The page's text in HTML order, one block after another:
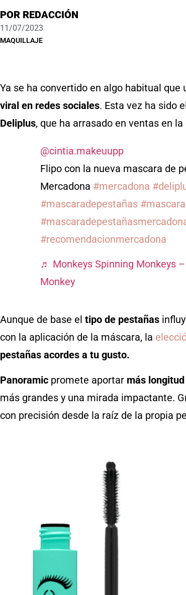
POR REDACCIÓN
11/07/2023
MAQUILLAJE
Ya se ha convertido en algo habitual que
viral en redes sociales. Esta vez ha sido
Deliplus, que ha arrasado en ventas en
@cintia.makeuupp
Flipo con la nueva mascara de
Mercadona #mercadona
#mascaradepestañas
#recomendacionmercadona
♬ Monkeys Spinning Monkeys
Monkey
Aunque de base el tipo de pestañas
con la aplicación de la máscara, la
pestañas acordes a tu gusto.
Panoramic promete aportar más
más grandes y una mirada impactante.
con precisión desde la raíz de la propia